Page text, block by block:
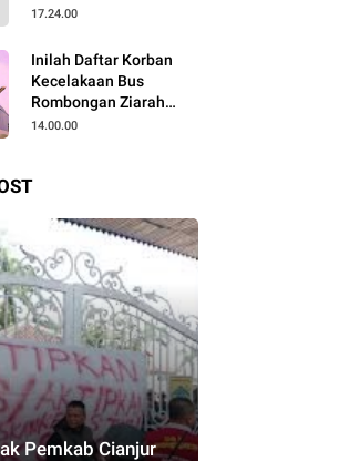
Anaknya Pulang Dalam
17.24.00
Inilah Daftar Korban
Kecelakaan Bus
Rombongan Ziarah
Walisongo Pesantren
14.00.00
Pemkab Cianjur